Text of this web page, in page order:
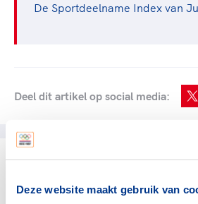
Deze website maakt gebruik van
De Sportdeelname Index van
Deel dit artikel op social media: